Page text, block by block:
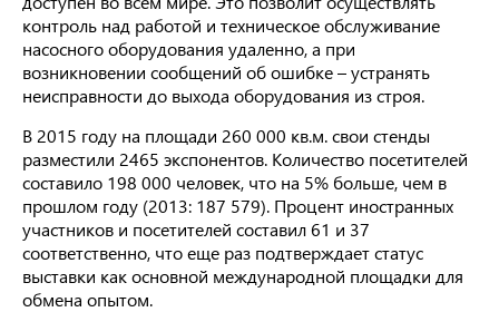
контроль над работой и техническое обслуживание
насосного оборудования удаленно, а при
возникновении сообщений об ошибке – устранять
неисправности до выхода оборудования из строя.
В 2015 году на площади 260 000 кв.м. свои стенды
разместили 2465 экспонентов. Количество посетителей
составило 198 000 человек, что на 5% больше, чем в
прошлом году (2013: 187 579). Процент иностранных
участников и посетителей составил 61 и 37
соответственно, что еще раз подтверждает статус
выставки как основной международной площадки для
обмена опытом.